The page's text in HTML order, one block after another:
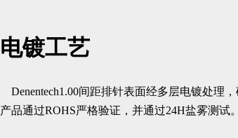
电镀工艺
Denentech1.00间距排针表面经多层电镀处理
产品通过ROHS严格验证，并通过24H盐雾测试。